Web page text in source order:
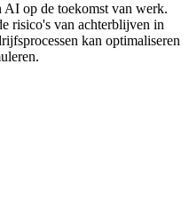
AI op de toekomst van werk.
risico's van achterblijven in
kan optimaliseren